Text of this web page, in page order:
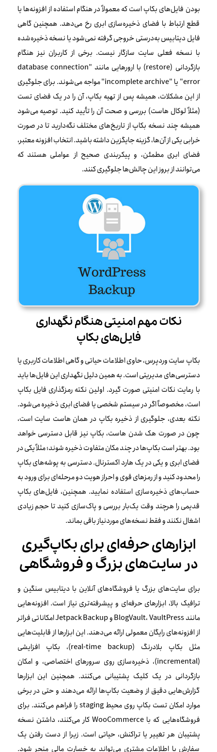
بودن فایل‌های بکاپ است که معمولاً در هنگام استفاده از افزونه‌ها یا
قطع ارتباط با فضای ذخیره‌سازی ابری رخ می‌دهد. همچنین گاهی
فایل دیتابیس به‌درستی خروجی گرفته نمی‌شود یا نسخه ذخیره‌شده
با نسخه فعلی سایت سازگار نیست. برخی از کاربران نیز هنگام
بازگردانی (restore) با ارورهایی مانند "database connection
error" یا "incomplete archive" مواجه می‌شوند. برای جلوگیری
از این مشکلات، همیشه پس از تهیه بکاپ، آن را در یک فضای تست
(مثلاً لوکال هاست) بررسی و صحت آن را تأیید کنید. توصیه می‌شود
همیشه چند نسخه بکاپ از تاریخ‌های مختلف نگه‌دارید تا در صورت
خرابی یکی از آن‌ها، گزینه جایگزین داشته باشید. انتخاب افزونه معتبر،
فضای ابری مطمئن، و پیکربندی صحیح از عواملی هستند که
می‌توانند از بروز این چالش‌ها جلوگیری کنند.
نکات مهم امنیتی هنگام نگهداری
فایل‌های بکاپ
بکاپ سایت وردپرس، حاوی اطلاعات حیاتی و گاهی اطلاعات کاربری یا
دسترسی‌های مدیریتی است. به همین دلیل نگهداری این فایل‌ها باید
با رعایت نکات امنیتی صورت گیرد. اولین نکته رمزگذاری فایل بکاپ
است، مخصوصاً اگر در سیستم شخصی یا فضای ابری ذخیره می‌شود.
نکته بعدی، جلوگیری از ذخیره بکاپ در همان هاست سایت است،
چون در صورت هک شدن هاست، بکاپ نیز قابل دسترسی خواهد
بود. بهتر است بکاپ‌ها در چند مکان متفاوت ذخیره شوند؛ مثلاً یکی در
فضای ابری و یکی در یک هارد اکسترنال. دسترسی به پوشه‌های بکاپ
را محدود کنید و از رمزهای قوی و احراز هویت دو مرحله‌ای برای ورود به
حساب‌های ذخیره‌سازی استفاده نمایید. همچنین، فایل‌های بکاپ
قدیمی را هرچند وقت یک‌بار بررسی و پاک‌سازی کنید تا حجم زیادی
اشغال نکنند و فقط نسخه‌های موردنیاز باقی بماند.
ابزارهای حرفه‌ای برای بکاپ‌گیری
در سایت‌های بزرگ و فروشگاهی
برای سایت‌های بزرگ یا فروشگاه‌های آنلاین با دیتابیس سنگین و
ترافیک بالا، ابزارهای حرفه‌ای و پیشرفته‌تری نیاز است. افزونه‌هایی
مانند BlogVault، VaultPress و Jetpack Backup امکاناتی فراتر
از افزونه‌های رایگان معمولی ارائه می‌دهند. این ابزارها از قابلیت‌هایی
مثل بکاپ بلادرنگ (real-time backup)، بکاپ افزایشی
(incremental)، ذخیره‌سازی روی سرورهای اختصاصی، و امکان
بازگردانی در یک کلیک پشتیبانی می‌کنند. همچنین این ابزارها
گزارش‌هایی دقیق از وضعیت بکاپ‌ها ارائه می‌دهند و حتی در برخی
موارد امکان تست بکاپ روی محیط staging را فراهم می‌کنند. برای
فروشگاه‌هایی که با WooCommerce کار می‌کنند، داشتن نسخه
پشتیبان هر تغییر یا تراکنش، حیاتی است. زیرا از دست رفتن یک
سفارش یا اطلاعات مشتری می‌تواند به خسارت مالی منجر شود.